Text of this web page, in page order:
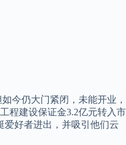
今仍大门紧闭，未能开业，
程建设保证金3.2亿元转入市
爱好者进出，并吸引他们云